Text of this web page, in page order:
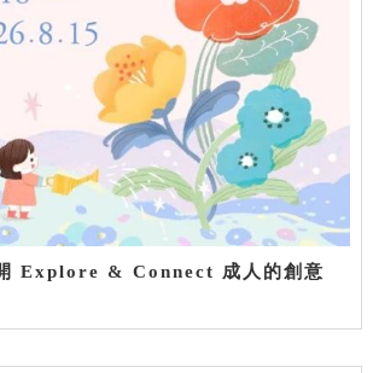
Explore & Connect 成人的創意